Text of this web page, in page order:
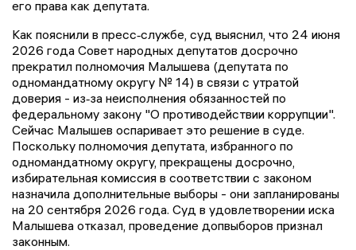
его права как депутата.
Как пояснили в пресс‑службе, суд выяснил, что 24 июня
2026 года Совет народных депутатов досрочно
прекратил полномочия Малышева (депутата по
одномандатному округу № 14) в связи с утратой
доверия - из‑за неисполнения обязанностей по
федеральному закону "О противодействии коррупции".
Сейчас Малышев оспаривает это решение в суде.
Поскольку полномочия депутата, избранного по
одномандатному округу, прекращены досрочно,
избирательная комиссия в соответствии с законом
назначила дополнительные выборы - они запланированы
на 20 сентября 2026 года. Суд в удовлетворении иска
Малышева отказал, проведение допвыборов признал
законным.